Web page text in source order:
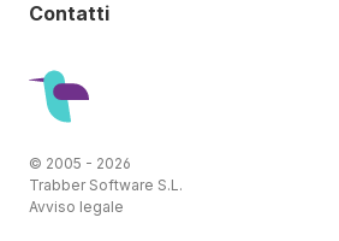
Contatti
© 2005 - 2026
Trabber Software S.L.
Avviso legale